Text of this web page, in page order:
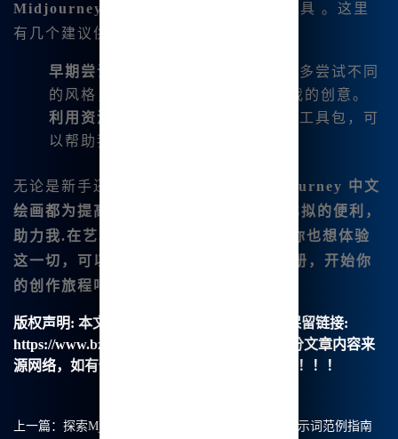
Midjourney 中文绘画
是我强烈推荐的工具 。这里
有几个建议供大家参考：
早期尝试不同风格
: 初始阶段，可以多尝试不同
的风格，发现哪些能够最好地表达我的创意。
利用资源学习
: 网站上提供的教程和工具包，可
以帮助我快速掌握各种功能。
无论是新手还是有经验的创作者，
Midjourney 中文
绘画都为提高我创作的效率提供了无可比拟的便利，
助力我.在艺术的旅程中不断前进。如果你也想体验
这一切，可以访问
进行注册，开始你
的创作旅程吧！
版权声明: 本文由【B族智能】原创，转载请保留链接:
https://www.bzu.cn/news/show/9379.html，部分文章内容来
源网络，如有侵权请联系我们删除处理。谢谢！！！
上一篇： 探索Mj中文绘画的无限可能：Midjourney提示词范例指南